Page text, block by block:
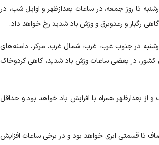
تا روز جمعه، در ساعات بعدازظهر و اوایل شب، در
رگبار و رعدوبرق و وزش باد شدید رخ خواهد داد.
در جنوب غرب، غرب، شمال غرب، مرکز، دامنه‌های
کشور، در بعضی ساعات وزش باد شدید، گاهی گردوخاک
جوی پایتخت نیز اظهار کرد: آسمان تهران امروز (۲ تیر) صاف و از بعدازظهر همراه با افزایش باد خواهد بود و حداقل
تا قسمتی ابری خواهد بود و در برخی ساعات افزایش